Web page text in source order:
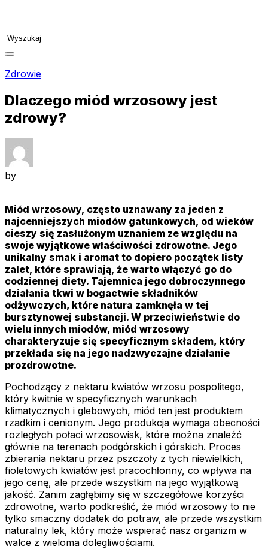
content
Zdrowie
Dlaczego miód wrzosowy jest
zdrowy?
by
Miód wrzosowy, często uznawany za jeden z
najcenniejszych miodów gatunkowych, od wieków
cieszy się zasłużonym uznaniem ze względu na
swoje wyjątkowe właściwości zdrowotne. Jego
unikalny smak i aromat to dopiero początek listy
zalet, które sprawiają, że warto włączyć go do
codziennej diety. Tajemnica jego dobroczynnego
działania tkwi w bogactwie składników
odżywczych, które natura zamknęła w tej
bursztynowej substancji. W przeciwieństwie do
wielu innych miodów, miód wrzosowy
charakteryzuje się specyficznym składem, który
przekłada się na jego nadzwyczajne działanie
prozdrowotne.
Pochodzący z nektaru kwiatów wrzosu pospolitego,
który kwitnie w specyficznych warunkach
klimatycznych i glebowych, miód ten jest produktem
rzadkim i cenionym. Jego produkcja wymaga obecności
rozległych połaci wrzosowisk, które można znaleźć
głównie na terenach podgórskich i górskich. Proces
zbierania nektaru przez pszczoły z tych niewielkich,
fioletowych kwiatów jest pracochłonny, co wpływa na
jego cenę, ale przede wszystkim na jego wyjątkową
jakość. Zanim zagłębimy się w szczegółowe korzyści
zdrowotne, warto podkreślić, że miód wrzosowy to nie
tylko smaczny dodatek do potraw, ale przede wszystkim
naturalny lek, który może wspierać nasz organizm w
walce z wieloma dolegliwościami.